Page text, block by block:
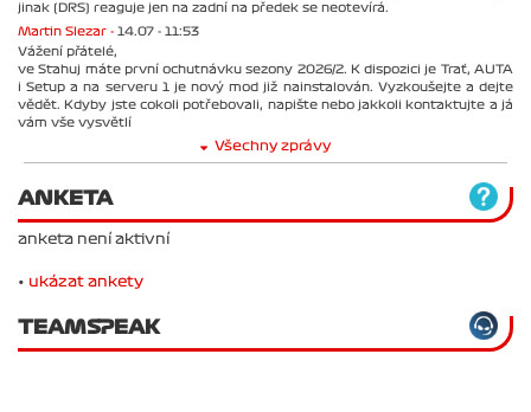
jinak (DRS) reaguje jen na zadní na předek se neotevírá.
Martin Slezar - 14.07 - 11:53
Vážení přátelé,
ve Stahuj máte první ochutnávku sezony 2026/2. K dispozici je Trať, AUTA
i Setup a na serveru 1 je nový mod již nainstalován. Vyzkoušejte a dejte
vědět. Kdyby jste cokoli potřebovali, napište nebo jakkoli kontaktujte a já
vám vše vysvětlí
Všechny zprávy
ANKETA
anketa není aktivní
• ukázat ankety
TEAMSPEAK